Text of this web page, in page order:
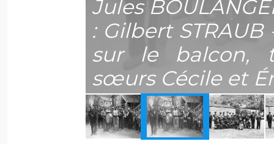
Jules
: Gilbert STRAUB
sur le balcon,
sœurs Cécile et